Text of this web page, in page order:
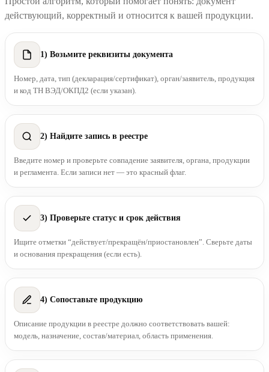
действующий, корректный и относится к вашей продукции.
1) Возьмите реквизиты документа
Номер, дата, тип (декларация/сертификат), орган/заявитель, продукция
и код ТН ВЭД/ОКПД2 (если указан).
2) Найдите запись в реестре
Введите номер и проверьте совпадение заявителя, органа, продукции
и регламента. Если записи нет — это красный флаг.
3) Проверьте статус и срок действия
Ищите отметки “действует/прекращён/приостановлен”. Сверьте даты
и основания прекращения (если есть).
4) Сопоставьте продукцию
Описание продукции в реестре должно соответствовать вашей:
модель, назначение, состав/материал, область применения.